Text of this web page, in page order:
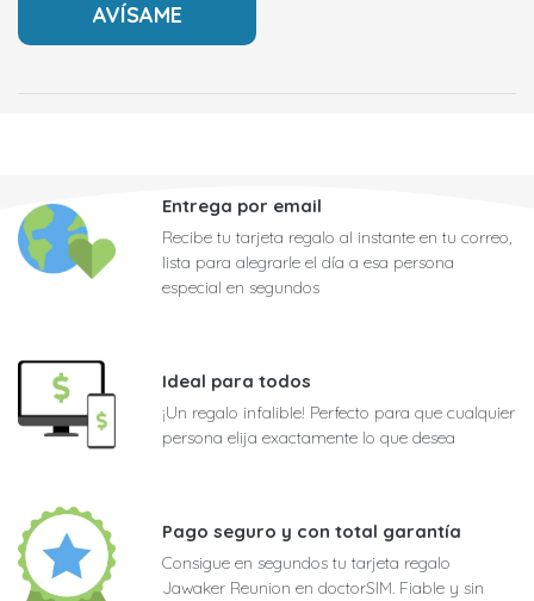
Entrega por email
Recibe tu tarjeta regalo al instante en tu correo,
lista para alegrarle el día a esa persona
especial en segundos
Ideal para todos
¡Un regalo infalible! Perfecto para que cualquier
persona elija exactamente lo que desea
Pago seguro y con total garantía
Consigue en segundos tu tarjeta regalo
Jawaker Reunion en doctorSIM. Fiable y sin